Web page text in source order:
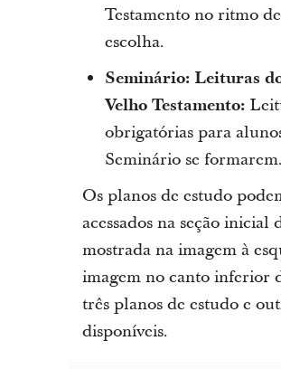
Testamento no ritmo
escolha.
Seminário: Leituras
Velho Testamento:
obrigatórias para
Seminário se formarem.
Os planos de estudo
acessados na seção inicial
mostrada na imagem à
imagem no canto inferior
três planos de estudo e
disponíveis.